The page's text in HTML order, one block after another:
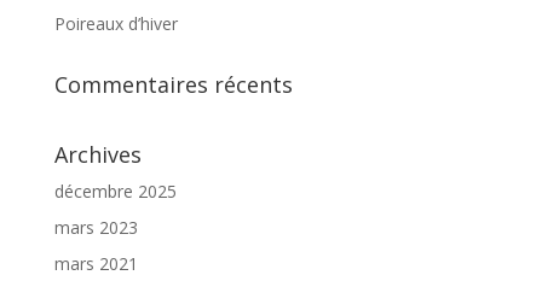
Poireaux d’hiver
Commentaires récents
Archives
décembre 2025
mars 2023
mars 2021